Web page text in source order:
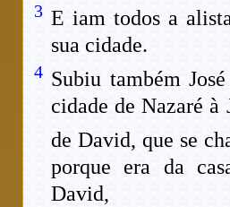
3 E iam todos a
sua cidade.
4 Subiu também
cidade de Nazaré à
de David, que se
porque era da
David,